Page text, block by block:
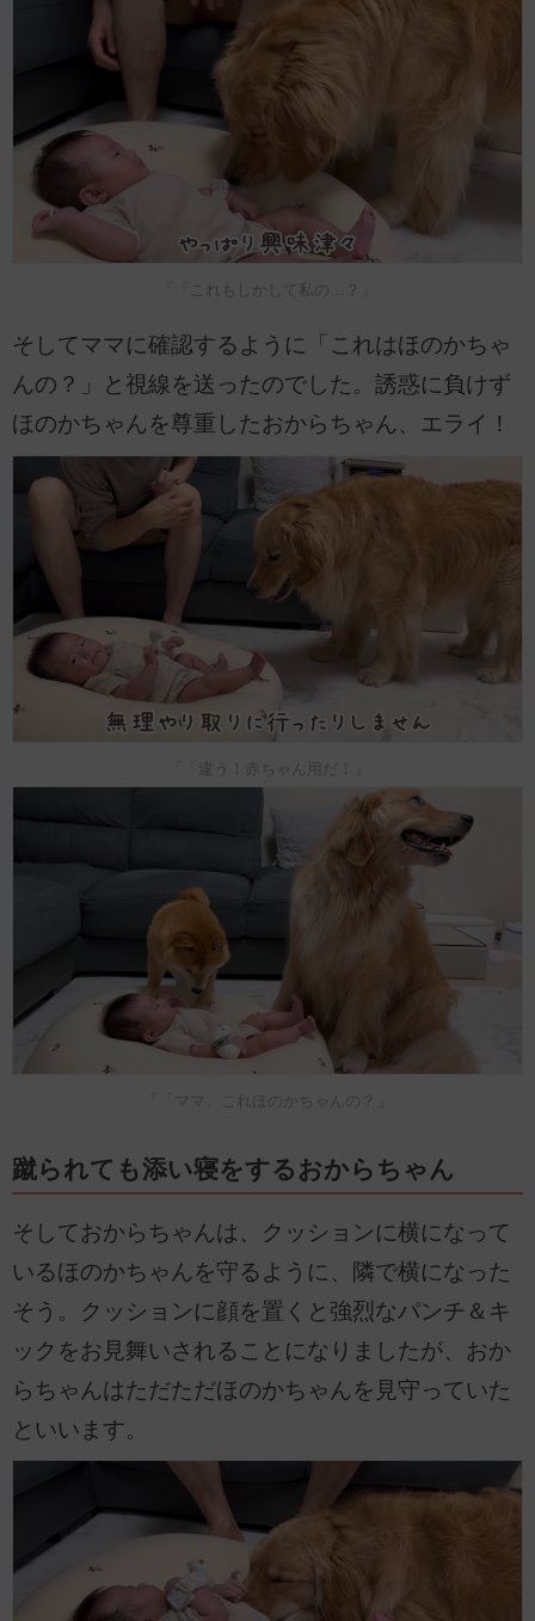
「「これもしかして私の…？」
そしてママに確認するように「これはほのかちゃ
んの？」と視線を送ったのでした。誘惑に負けず
ほのかちゃんを尊重したおからちゃん、エライ！
「「違う！赤ちゃん用だ！」
「「ママ、これほのかちゃんの？」
蹴られても添い寝をするおからちゃん
そしておからちゃんは、クッションに横になって
いるほのかちゃんを守るように、隣で横になった
そう。クッションに顔を置くと強烈なパンチ＆キ
ックをお見舞いされることになりましたが、おか
らちゃんはただただほのかちゃんを見守っていた
といいます。